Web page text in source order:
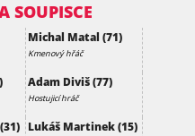
SOUPISCE
Michal Matal (71)
Kmenový hřáč
Adam Diviš (77)
Hostujicí hráč
Lukáš Martinek (15)